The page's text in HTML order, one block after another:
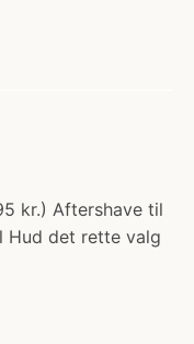
kr.) Aftershave til
Hud det rette valg